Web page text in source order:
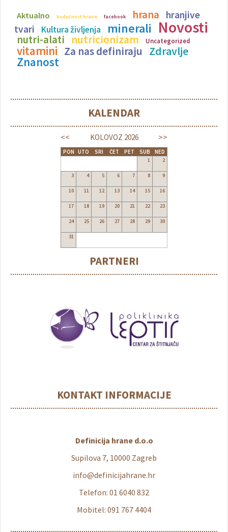
Aktualno budućnost hrane facebook hrana
hranjive
tvari
Kultura življenja minerali Novosti
nutri-alati nutricionizam Uncategorized
vitamini Za nas definiraju Zdravlje
Znanost
KALENDAR
<< >>
KOLOVOZ 2026
PON UTO SRI ČET PET SUB NED
1 2
3 4 5 6 7 8 9
10 11 12 13 14 15 16
17 18 19 20 21 22 23
24 25 26 27 28 29 30
31
PARTNERI
KONTAKT INFORMACIJE
Definicija hrane d.o.o
Supilova 7, 10000 Zagreb
info@definicijahrane.hr
Telefon: 01 6040 832
Mobitel: 091 767 4404